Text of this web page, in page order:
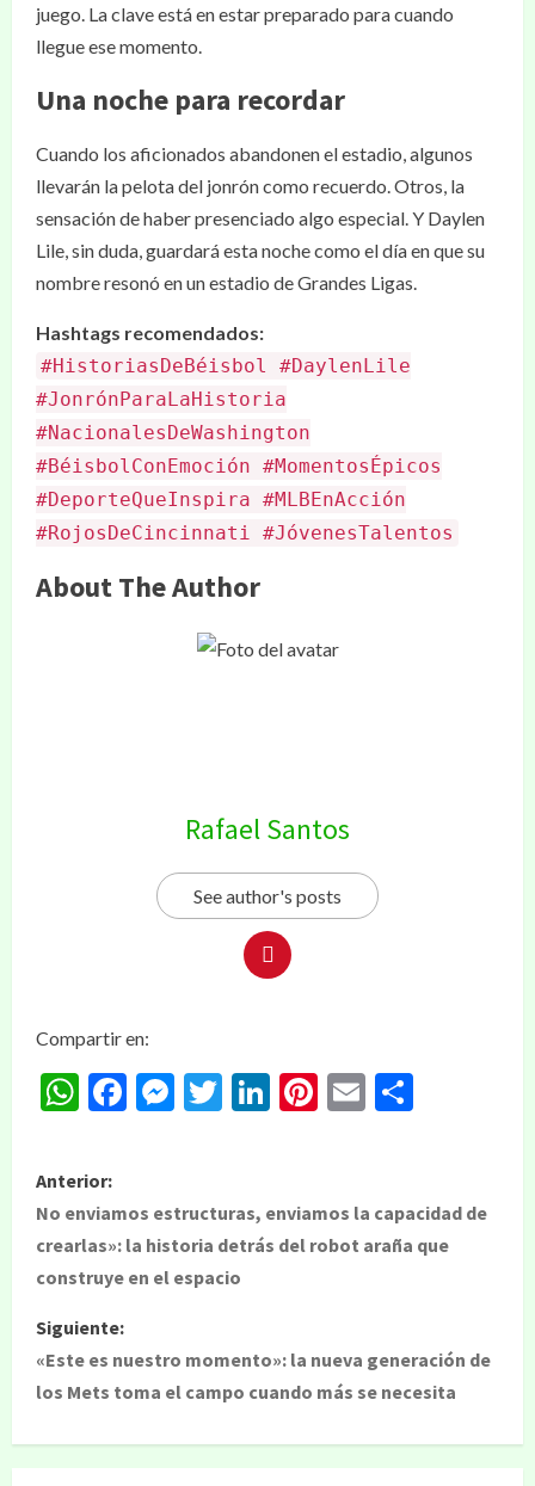
juego. La clave está en estar preparado para cuando
llegue ese momento.
Una noche para recordar
Cuando los aficionados abandonen el estadio, algunos
llevarán la pelota del jonrón como recuerdo. Otros, la
sensación de haber presenciado algo especial. Y Daylen
Lile, sin duda, guardará esta noche como el día en que su
nombre resonó en un estadio de Grandes Ligas.
Hashtags recomendados:
#HistoriasDeBéisbol #DaylenLile
#JonrónParaLaHistoria
#NacionalesDeWashington
#BéisbolConEmoción #MomentosÉpicos
#DeporteQueInspira #MLBEnAcción
#RojosDeCincinnati #JóvenesTalentos
About The Author
Rafael Santos
See author's posts
Compartir en:
WhatsApp
Facebook
Messenger
Twitter
LinkedIn
Pinterest
Email
Anterior:
No enviamos estructuras, enviamos la capacidad de
crearlas»: la historia detrás del robot araña que
construye en el espacio
Siguiente:
«Este es nuestro momento»: la nueva generación de
los Mets toma el campo cuando más se necesita